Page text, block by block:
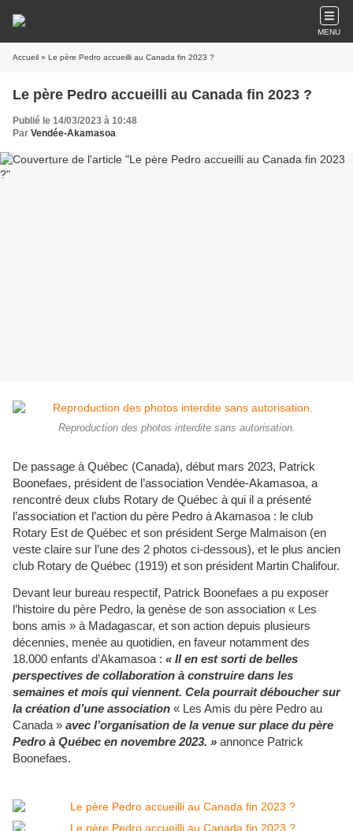
MENU
Accueil » Le père Pedro accueilli au Canada fin 2023 ?
Le père Pedro accueilli au Canada fin 2023 ?
Publié le 14/03/2023 à 10:48
Par Vendée-Akamasoa
Reproduction des photos interdite sans autorisation.
De passage à Québec (Canada), début mars 2023, Patrick
Boonefaes, président de l’association Vendée-Akamasoa, a
rencontré deux clubs Rotary de Québec à qui il a présenté
l’association et l’action du père Pedro à Akamasoa : le club
Rotary Est de Québec et son président Serge Malmaison (en
veste claire sur l’une des 2 photos ci-dessous), et le plus ancien
club Rotary de Québec (1919) et son président Martin Chalifour.
Devant leur bureau respectif, Patrick Boonefaes a pu exposer
l’histoire du père Pedro, la genèse de son association « Les
bons amis » à Madagascar, et son action depuis plusieurs
décennies, menée au quotidien, en faveur notamment des
18.000 enfants d’Akamasoa : « Il en est sorti de belles
perspectives de collaboration à construire dans les
semaines et mois qui viennent. Cela pourrait déboucher sur
la création d’une association « Les Amis du père Pedro au
Canada » avec l’organisation de la venue sur place du père
Pedro à Québec en novembre 2023. » annonce Patrick
Boonefaes.